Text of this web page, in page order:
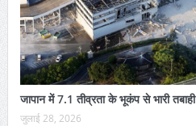
जापान में 7.1 तीव्रता के भूकंप से भारी तबाही
जुलाई 28, 2026